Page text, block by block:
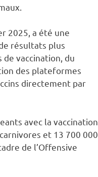
2025, a été une
résultats plus
vaccination, du
des plateformes
directement par
avec la vaccination
et 13 700 000
de l’Offensive